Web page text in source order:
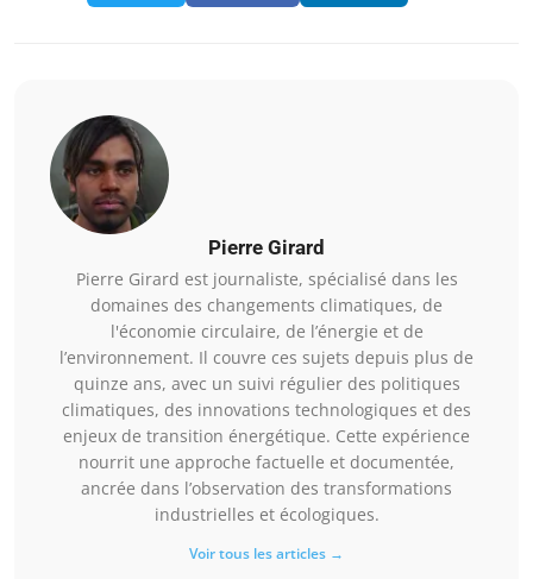
Pierre Girard
Pierre Girard est journaliste, spécialisé dans les
domaines des changements climatiques, de
l'économie circulaire, de l’énergie et de
l’environnement. Il couvre ces sujets depuis plus de
quinze ans, avec un suivi régulier des politiques
climatiques, des innovations technologiques et des
enjeux de transition énergétique. Cette expérience
nourrit une approche factuelle et documentée,
ancrée dans l’observation des transformations
industrielles et écologiques.
Voir tous les articles →